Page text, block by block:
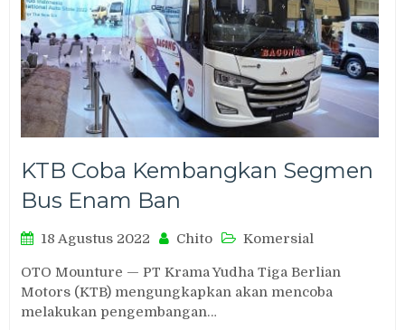
KTB Coba Kembangkan Segmen
Bus Enam Ban
18 Agustus 2022 Chito Komersial
OTO Mounture — PT Krama Yudha Tiga Berlian
Motors (KTB) mengungkapkan akan mencoba
melakukan pengembangan…